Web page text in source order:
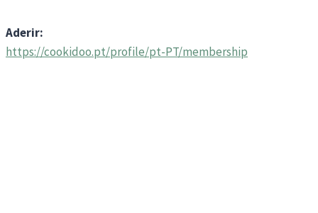
Aderir:
https://cookidoo.pt/profile/pt-PT/membership